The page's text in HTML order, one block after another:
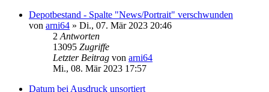
Depotbestand - Spalte "News/Portrait" verschwunden
von arni64 » Di., 07. Mär 2023 20:46
2 Antworten
13095 Zugriffe
Letzter Beitrag von arni64
Mi., 08. Mär 2023 17:57
Datum bei Ausdruck unsortiert